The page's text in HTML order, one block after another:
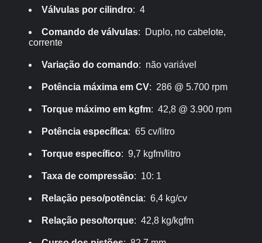
Válvulas por cilindro: 4
Comando de válvulas: Duplo, no cabelote,
corrente
Variação do comando: não variável
Potência máxima em CV: 286 @ 5.700 rpm
Torque máximo em kgfm: 42,8 @ 3.900 rpm
Potência específica: 65 cv/litro
Torque específico: 9,7 kgfm/litro
Taxa de compressão: 10: 1
Relação peso/potência: 6,4 kg/cv
Relação peso/torque: 42,8 kg/kgfm